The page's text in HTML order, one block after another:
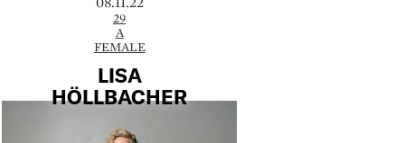
29
A
FEMALE
LISA
HÖLLBACHER